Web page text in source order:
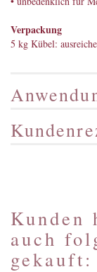
Verpackung
5 kg Kübel:
Kunden
auch
gekauft: